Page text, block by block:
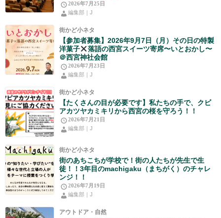
2026年7月25日
編集部｜J
街かど小ネタ
【参加者募集】2026年9月7日（月）その日の特製
洋菓子
落語の西宮スイーツ寄席〜いとおかし〜
＠西宮神社会館
2026年7月23日
編集部｜J
街かど小ネタ
【たくさんの目が必要です】私たちの手で、クビ
アカツヤカミキリから西宮の桜を守ろう！！
2026年7月21日
編集部｜J
街かど小ネタ
街のあちこちが学校で！街の人たちが先生で生
徒！！3年目のmachigaku（まちがく）のチャレ
ンジ！！
2026年7月19日
編集部｜J
アウトドア・自然